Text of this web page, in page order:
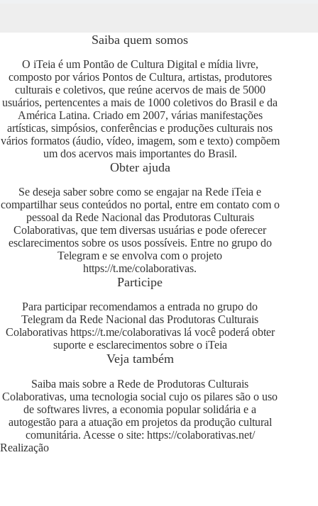
Saiba quem somos
O iTeia é um Pontão de Cultura Digital e mídia livre,
composto por vários Pontos de Cultura, artistas, produtores
culturais e coletivos, que reúne acervos de mais de 5000
usuários, pertencentes a mais de 1000 coletivos do Brasil e da
América Latina. Criado em 2007, várias manifestações
artísticas, simpósios, conferências e produções culturais nos
vários formatos (áudio, vídeo, imagem, som e texto) compõem
um dos acervos mais importantes do Brasil.
Obter ajuda
Se deseja saber sobre como se engajar na Rede iTeia e
compartilhar seus conteúdos no portal, entre em contato com o
pessoal da Rede Nacional das Produtoras Culturais
Colaborativas, que tem diversas usuárias e pode oferecer
esclarecimentos sobre os usos possíveis. Entre no grupo do
Telegram e se envolva com o projeto
https://t.me/colaborativas.
Participe
Para participar recomendamos a entrada no grupo do
Telegram da Rede Nacional das Produtoras Culturais
Colaborativas https://t.me/colaborativaslá você poderá obter
suporte e esclarecimentos sobre o iTeia
Veja também
Saiba mais sobre a Rede de Produtoras Culturais
Colaborativas, uma tecnologia social cujo os pilares são o uso
de softwares livres, a economia popular solidária e a
autogestão para a atuação em projetos da produção cultural
comunitária. Acesse o site: https://colaborativas.net/
Realização